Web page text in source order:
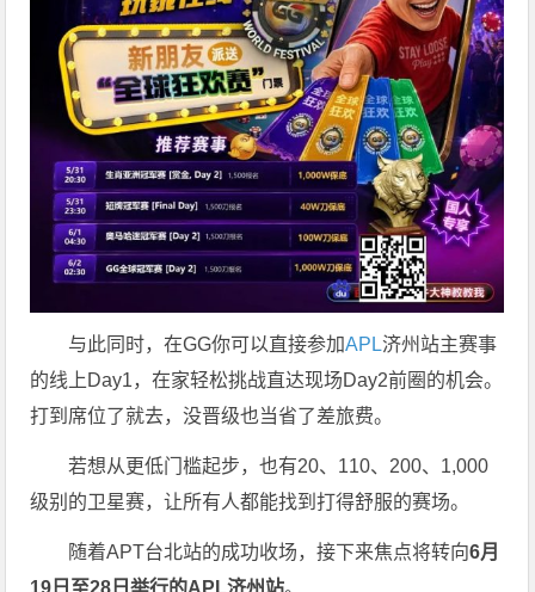
与此同时，在GG你可以直接参加APL济州站主赛事
的线上Day1，在家轻松挑战直达现场Day2前圈的机会。
打到席位了就去，没晋级也当省了差旅费。
若想从更低门槛起步，也有20、110、200、1,000
级别的卫星赛，让所有人都能找到打得舒服的赛场。
随着APT台北站的成功收场，接下来焦点将转向6月
19 日至28 日举行的APL济州站。